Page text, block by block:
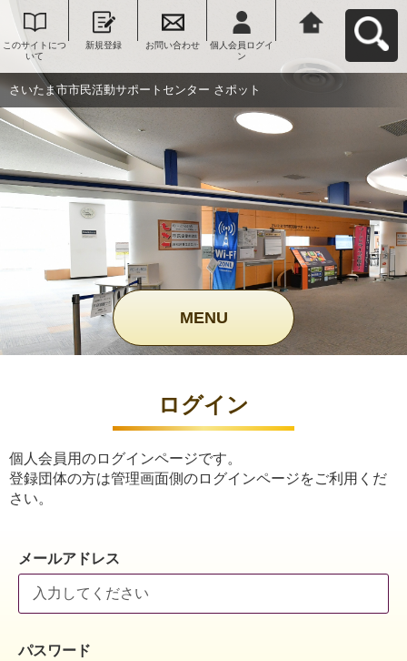
このサイトにつ
いて
新規登録 お問い合わせ
個人会員ログイ
ン
ンター さポット
へ戻る
さいたま市市民活動サポートセンター さポット
MENU
ログイン
個人会員用のログインページです。
登録団体の方は管理画面側のログインページをご利用くだ
さい。
メールアドレス
パスワード